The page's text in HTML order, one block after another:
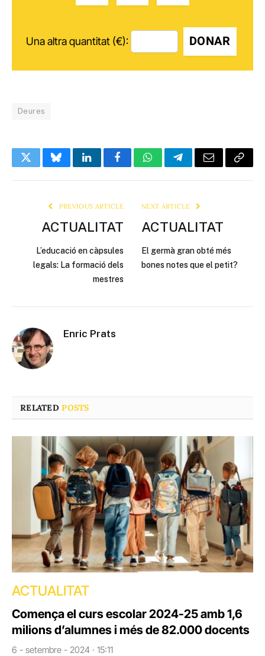
Una altra quantitat (€): DONAR
Deures
TwitterBlueskyLinkedInFacebookWhatsAppTelegramEmail Copy
PREVIOUS ARTICLE
ACTUALITAT
L’educació en càpsules
legals: La formació dels
mestres
NEXT ARTICLE
ACTUALITAT
El germà gran obté més
bones notes que el petit?
Enric Prats
RELATEDPOSTS
ACTUALITAT
Comença el curs escolar 2024-25 amb 1,6
milions d’alumnes i més de 82.000 docents
6 - setembre - 2024 · 15:11